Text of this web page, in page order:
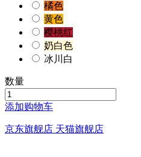
橘色
黄色
樱桃红
奶白色
冰川白
数量
添加购物车
京东旗舰店 天猫旗舰店